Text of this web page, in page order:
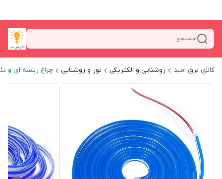
جستجو
کالای برق امید روشنایی و الکتریکی نور و روشنایی چراغ ریسه ای و